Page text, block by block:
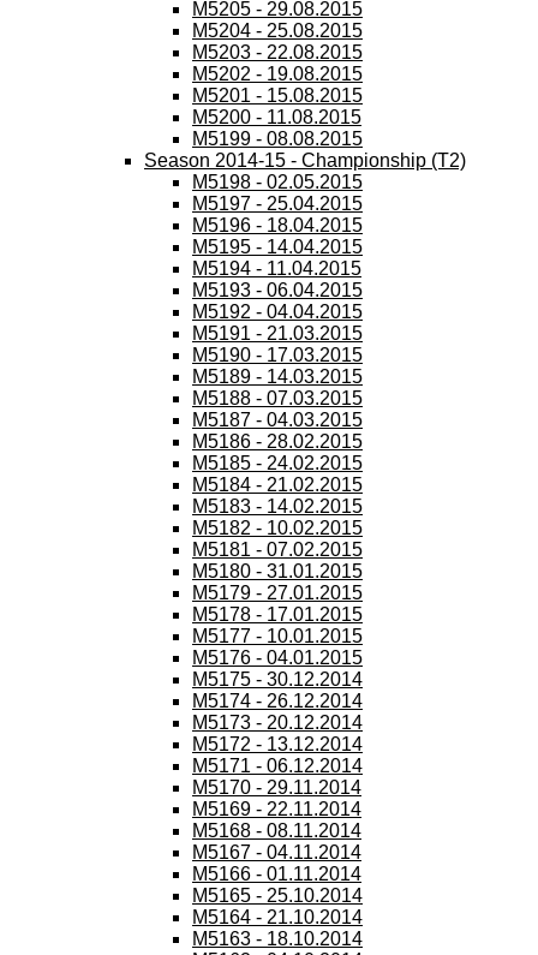
M5205 - 29.08.2015
M5204 - 25.08.2015
M5203 - 22.08.2015
M5202 - 19.08.2015
M5201 - 15.08.2015
M5200 - 11.08.2015
M5199 - 08.08.2015
Season 2014-15 - Championship (T2)
M5198 - 02.05.2015
M5197 - 25.04.2015
M5196 - 18.04.2015
M5195 - 14.04.2015
M5194 - 11.04.2015
M5193 - 06.04.2015
M5192 - 04.04.2015
M5191 - 21.03.2015
M5190 - 17.03.2015
M5189 - 14.03.2015
M5188 - 07.03.2015
M5187 - 04.03.2015
M5186 - 28.02.2015
M5185 - 24.02.2015
M5184 - 21.02.2015
M5183 - 14.02.2015
M5182 - 10.02.2015
M5181 - 07.02.2015
M5180 - 31.01.2015
M5179 - 27.01.2015
M5178 - 17.01.2015
M5177 - 10.01.2015
M5176 - 04.01.2015
M5175 - 30.12.2014
M5174 - 26.12.2014
M5173 - 20.12.2014
M5172 - 13.12.2014
M5171 - 06.12.2014
M5170 - 29.11.2014
M5169 - 22.11.2014
M5168 - 08.11.2014
M5167 - 04.11.2014
M5166 - 01.11.2014
M5165 - 25.10.2014
M5164 - 21.10.2014
M5163 - 18.10.2014